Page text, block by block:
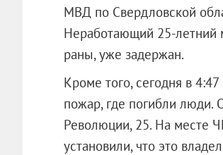
МВД по Свердловской
Неработающий 25-летний
раны, уже задержан.
Кроме того, сегодня в
пожар, где погибли люди.
Революции, 25. На месте
установили, что это